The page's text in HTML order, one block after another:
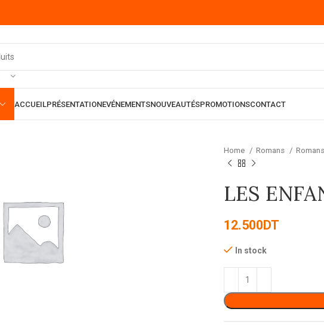
ACCUEILPRÉSENTATIONEVÉNEMENTSNOUVEAUTÉSPROMOTIONSCONTACT
Home Romans Romans
LES
12.500DT
In stock